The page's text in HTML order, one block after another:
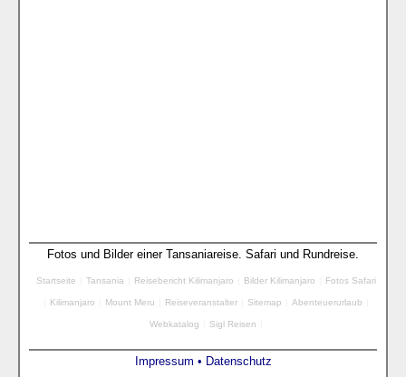
Fotos und Bilder einer Tansaniareise. Safari und Rundreise.
Startseite Tansania Reisebericht Kilimanjaro Bilder Kilimanjaro Fotos Safari
Kilimanjaro Mount Meru Reiseveranstalter Sitemap Abenteuerurlaub
Webkatalog Sigl Reisen
Impressum • Datenschutz